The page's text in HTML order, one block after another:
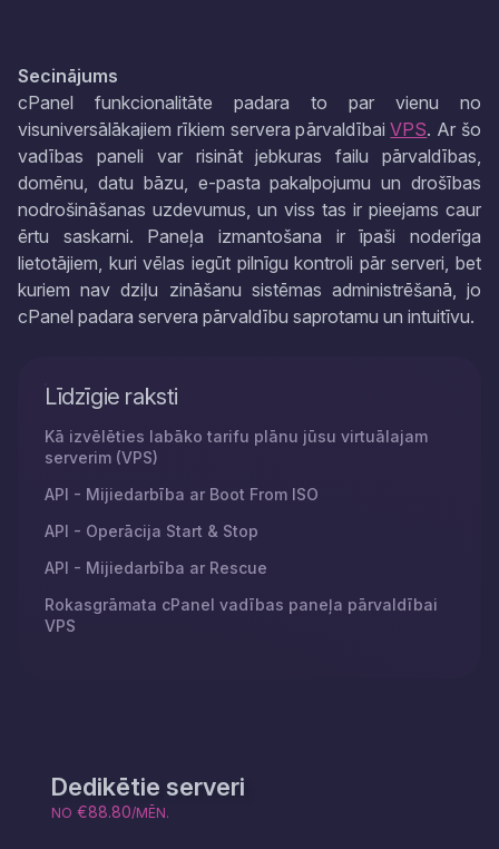
Secinājums
cPanel funkcionalitāte padara to par vienu no
visuniversālākajiem rīkiem servera pārvaldībaiVPS. Ar šo
vadības paneli var risināt jebkuras failu pārvaldības,
domēnu, datu bāzu, e-pasta pakalpojumu un drošības
nodrošināšanas uzdevumus, un viss tas ir pieejams caur
ērtu saskarni. Paneļa izmantošana ir īpaši noderīga
lietotājiem, kuri vēlas iegūt pilnīgu kontroli pār serveri, bet
kuriem nav dziļu zināšanu sistēmas administrēšanā, jo
cPanel padara servera pārvaldību saprotamu un intuitīvu.
Līdzīgie raksti
Kā izvēlēties labāko tarifu plānu jūsu virtuālajam
serverim (VPS)
API - Mijiedarbība ar Boot From ISO
API - Operācija Start & Stop
API - Mijiedarbība ar Rescue
Rokasgrāmata cPanel vadības paneļa pārvaldībai
VPS
Dedikētie serveri
NO €88.80/MĒN.